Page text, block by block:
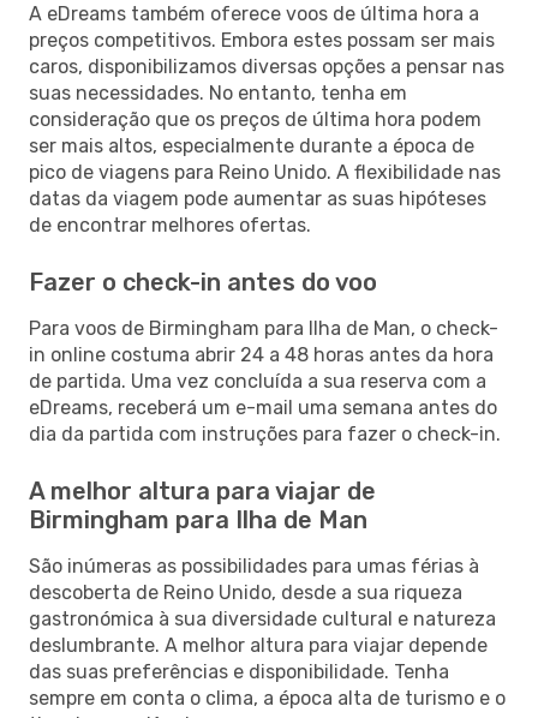
A eDreams também oferece voos de última hora a
preços competitivos. Embora estes possam ser mais
caros, disponibilizamos diversas opções a pensar nas
suas necessidades. No entanto, tenha em
consideração que os preços de última hora podem
ser mais altos, especialmente durante a época de
pico de viagens para Reino Unido. A flexibilidade nas
datas da viagem pode aumentar as suas hipóteses
de encontrar melhores ofertas.
Fazer o check-in antes do voo
Para voos de Birmingham para Ilha de Man, o check-
in online costuma abrir 24 a 48 horas antes da hora
de partida. Uma vez concluída a sua reserva com a
eDreams, receberá um e-mail uma semana antes do
dia da partida com instruções para fazer o check-in.
A melhor altura para viajar de
Birmingham para Ilha de Man
São inúmeras as possibilidades para umas férias à
descoberta de Reino Unido, desde a sua riqueza
gastronómica à sua diversidade cultural e natureza
deslumbrante. A melhor altura para viajar depende
das suas preferências e disponibilidade. Tenha
sempre em conta o clima, a época alta de turismo e o